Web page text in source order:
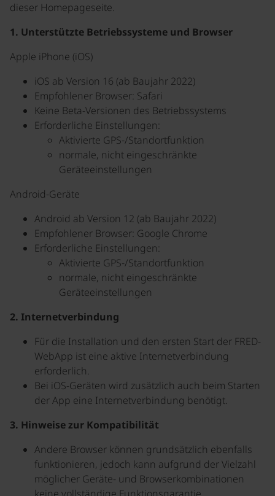
dieser Homepageseite.
1. Unterstützte Betriebssysteme und Browser
Apple iPhone (iOS)
iOS ab Version 16 (ab Baujahr 2022)
Empfohlener Browser: Safari
Keine Beta-Versionen des Betriebssystems
Erforderliche Einstellungen:
Aktivierte GPS-/Standortfunktion
normale, nicht eingeschränkte
Geräteeinstellungen
Android-Geräte
Android ab Version 12 (ab Baujahr 2022)
Empfohlener Browser: Google Chrome
Erforderliche Einstellungen:
Aktivierte GPS-/Standortfunktion
normale, nicht eingeschränkte
Geräteeinstellungen
2. Internetverbindung
Für die Installation und den ersten Start der FRED-
WebApp ist eine aktive Internetverbindung
erforderlich.
Bei iOS-Geräten wird zusätzlich auch beim Starten
der App eine Internetverbindung benötigt.
3. Hinweise zur Kompatibilität
Andere Browser können grundsätzlich ebenfalls
funktionieren, jedoch kann aufgrund der Vielzahl
möglicher Geräte- und Browserkombinationen